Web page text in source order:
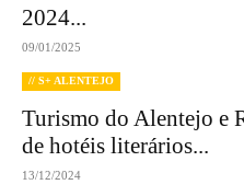
2024...
09/01/2025
// S+ ALENTEJO
Turismo do Alentejo e
de hotéis literários...
13/12/2024